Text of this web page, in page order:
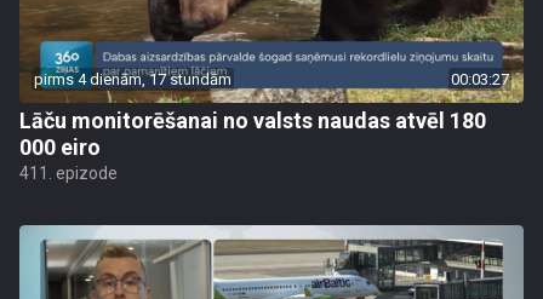
pirms 4 dienām, 17 stundām 00:03:27
Lāču monitorēšanai no valsts naudas atvēl 180
000 eiro
411. epizode